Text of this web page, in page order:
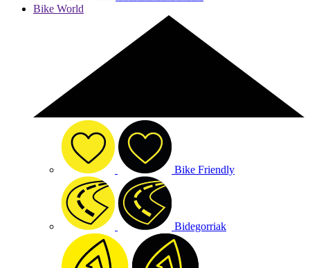
Bike World
Bike Friendly
Bidegorriak